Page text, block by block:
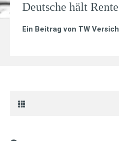
Deutsche hält
Ein Beitrag von TW